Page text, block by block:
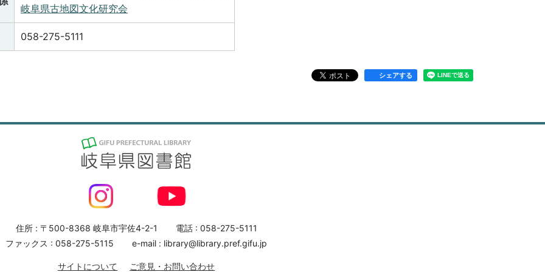
岐阜県古地図文化研究会
058-275-5111
シェアする
住所 : 〒500-8368 岐阜市宇佐4-2-1
電話 : 058-275-5111
ファックス : 058-275-5115
e-mail : library@library.pref.gifu.jp
サイトについて ご意見・お問い合わせ